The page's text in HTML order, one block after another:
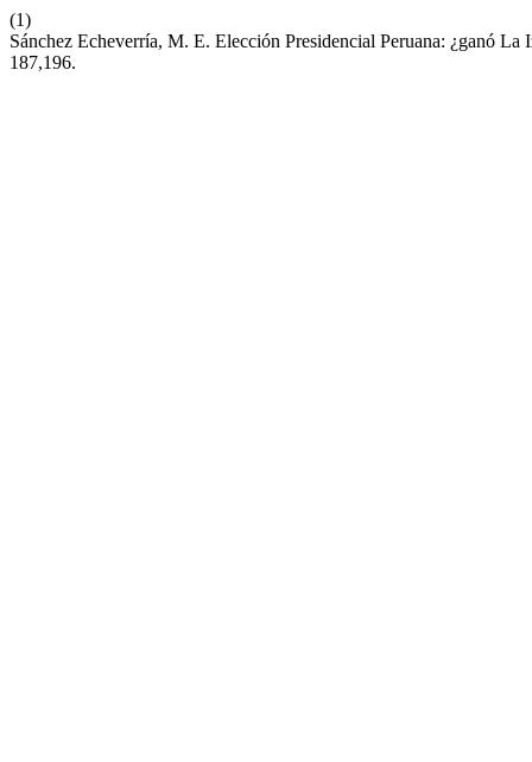
(1)
Sánchez Echeverría, M. E. Elección Presidencial Peruana: ¿ganó
187,196.